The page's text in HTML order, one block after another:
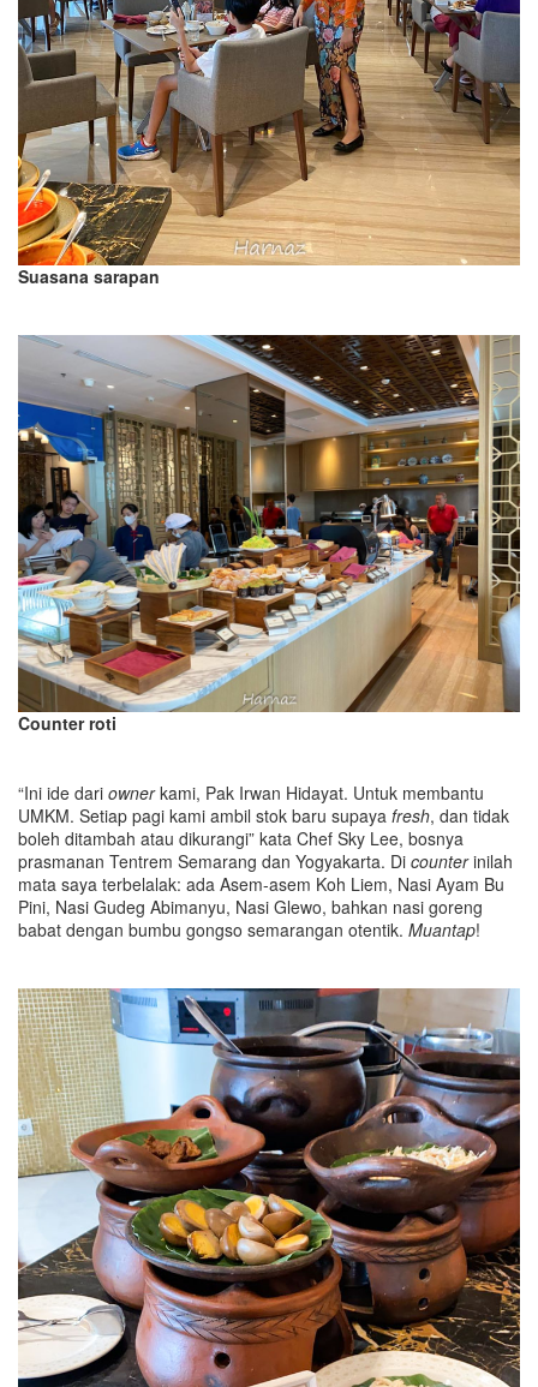
Suasana sarapan
Counter roti
“Ini ide dari ownerkami, Pak Irwan Hidayat. Untuk membantu
UMKM. Setiap pagi kami ambil stok baru supaya fresh, dan tidak
boleh ditambah atau dikurangi” kata Chef Sky Lee, bosnya
prasmanan Tentrem Semarang dan Yogyakarta. Di counterinilah
mata saya terbelalak: ada Asem-asem Koh Liem, Nasi Ayam Bu
Pini, Nasi Gudeg Abimanyu, Nasi Glewo, bahkan nasi goreng
babat dengan bumbu gongso semarangan otentik. Muantap!